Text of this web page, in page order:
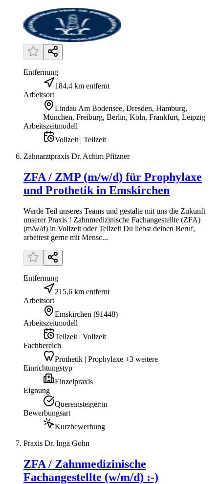
Entfernung
184,4 km entfernt
Arbeitsort
Lindau Am Bodensee, Dresden, Hamburg,
München, Freiburg, Berlin, Köln, Frankfurt, Leipzig
Arbeitszeitmodell
Vollzeit | Teilzeit
Zahnarztpraxis Dr. Achim Pfitzner
ZFA / ZMP (m/w/d) für Prophylaxe
und Prothetik in Emskirchen
Werde Teil unseres Teams und gestalte mit uns die Zukunft
unserer Praxis ! Zahnmedizinische Fachangestellte (ZFA)
(m/w/d) in Vollzeit oder Teilzeit Du liebst deinen Beruf,
arbeitest gerne mit Mensc...
Entfernung
215,6 km entfernt
Arbeitsort
Emskirchen (91448)
Arbeitszeitmodell
Teilzeit | Vollzeit
Fachbereich
Prothetik | Prophylaxe +3 weitere
Einrichtungstyp
Einzelpraxis
Eignung
Quereinsteiger:in
Bewerbungsart
Kurzbewerbung
Praxis Dr. Inga Gohn
ZFA / Zahnmedizinische
Fachangestellte (w/m/d) :-)